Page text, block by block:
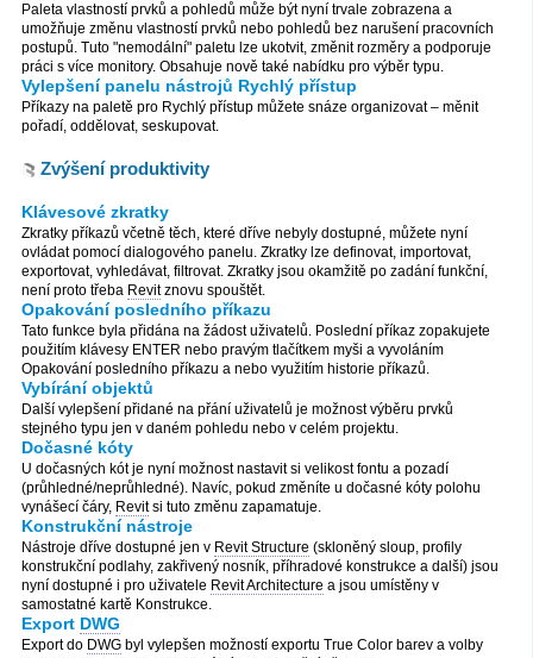
Paleta vlastností prvků a pohledů může být nyní trvale zobrazena a
umožňuje změnu vlastností prvků nebo pohledů bez narušení pracovních
postupů. Tuto "nemodální" paletu lze ukotvit, změnit rozměry a podporuje
práci s více monitory. Obsahuje nově také nabídku pro výběr typu.
Vylepšení panelu nástrojů Rychlý přístup
Příkazy na paletě pro Rychlý přístup můžete snáze organizovat – měnit
pořadí, oddělovat, seskupovat.
Zvýšení produktivity
Klávesové zkratky
Zkratky příkazů včetně těch, které dříve nebyly dostupné, můžete nyní
ovládat pomocí dialogového panelu. Zkratky lze definovat, importovat,
exportovat, vyhledávat, filtrovat. Zkratky jsou okamžitě po zadání funkční,
není proto třeba Revitznovu spouštět.
Opakování posledního příkazu
Tato funkce byla přidána na žádost uživatelů. Poslední příkaz zopakujete
použitím klávesy ENTER nebo pravým tlačítkem myši a vyvoláním
Opakování posledního příkazu a nebo využitím historie příkazů.
Vybírání objektů
Další vylepšení přidané na přání uživatelů je možnost výběru prvků
stejného typu jen v daném pohledu nebo v celém projektu.
Dočasné kóty
U dočasných kót je nyní možnost nastavit si velikost fontu a pozadí
(průhledné/neprůhledné). Navíc, pokud změníte u dočasné kóty polohu
vynášecí čáry, Revitsi tuto změnu zapamatuje.
Konstrukční nástroje
Nástroje dříve dostupné jen v Revit Structure (skloněný sloup, profily
konstrukční podlahy, zakřivený nosník, příhradové konstrukce a další) jsou
nyní dostupné i pro uživatele Revit Architecture a jsou umístěny v
samostatné kartě Konstrukce.
Export DWG
Export do DWG byl vylepšen možností exportu True Color barev a volby